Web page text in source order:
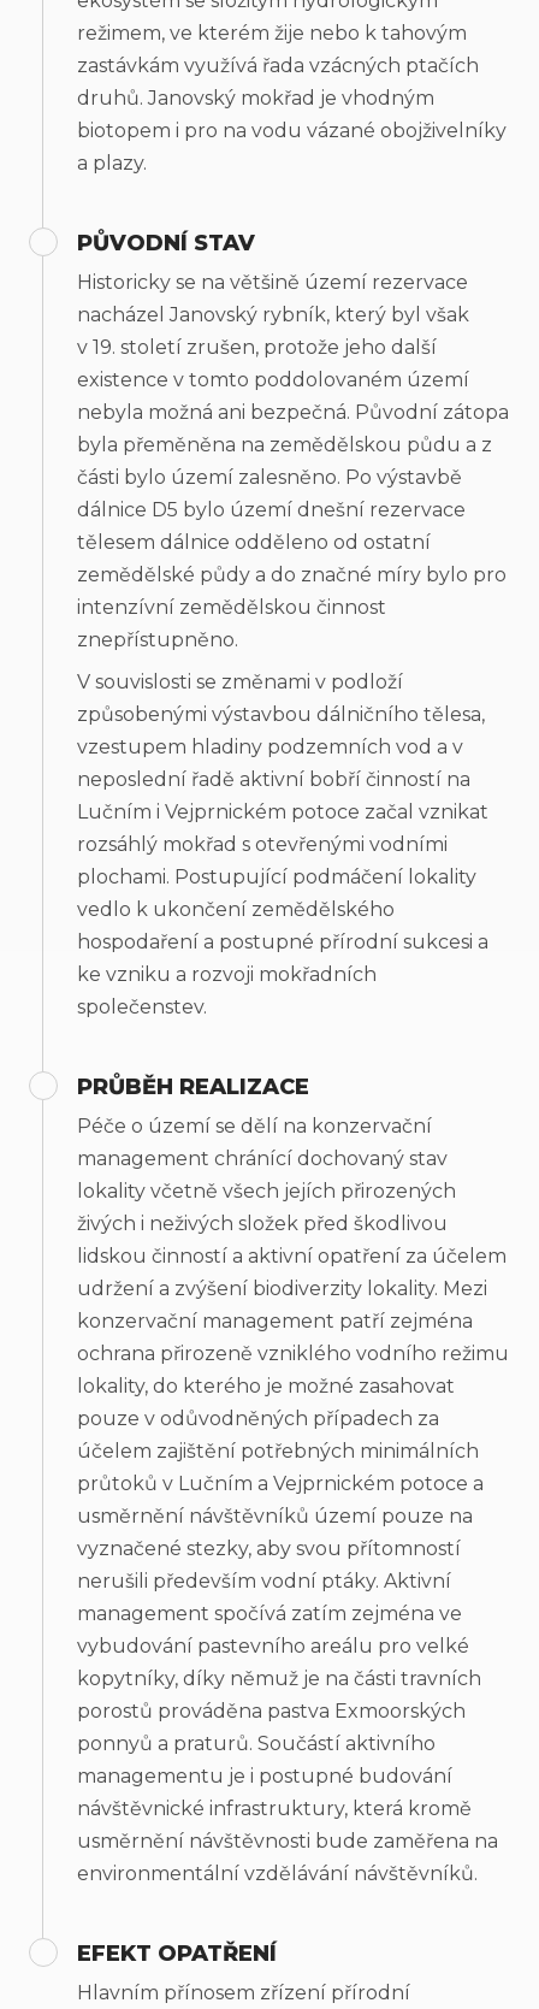
režimem, ve kterém žije nebo k tahovým
zastávkám využívá řada vzácných ptačích
druhů. Janovský mokřad je vhodným
biotopem i pro na vodu vázané obojživelníky
a plazy.
PŮVODNÍ STAV
Historicky se na většině území rezervace
nacházel Janovský rybník, který byl však
v 19. století zrušen, protože jeho další
existence v tomto poddolovaném území
nebyla možná ani bezpečná. Původní zátopa
byla přeměněna na zemědělskou půdu a z
části bylo území zalesněno. Po výstavbě
dálnice D5 bylo území dnešní rezervace
tělesem dálnice odděleno od ostatní
zemědělské půdy a do značné míry bylo pro
intenzívní zemědělskou činnost
znepřístupněno.
V souvislosti se změnami v podloží
způsobenými výstavbou dálničního tělesa,
vzestupem hladiny podzemních vod a v
neposlední řadě aktivní bobří činností na
Lučním i Vejprnickém potoce začal vznikat
rozsáhlý mokřad s otevřenými vodními
plochami. Postupující podmáčení lokality
vedlo k ukončení zemědělského
hospodaření a postupné přírodní sukcesi a
ke vzniku a rozvoji mokřadních
společenstev.
PRŮBĚH REALIZACE
Péče o území se dělí na konzervační
management chránící dochovaný stav
lokality včetně všech jejích přirozených
živých i neživých složek před škodlivou
lidskou činností a aktivní opatření za účelem
udržení a zvýšení biodiverzity lokality. Mezi
konzervační management patří zejména
ochrana přirozeně vzniklého vodního režimu
lokality, do kterého je možné zasahovat
pouze v odůvodněných případech za
účelem zajištění potřebných minimálních
průtoků v Lučním a Vejprnickém potoce a
usměrnění návštěvníků území pouze na
vyznačené stezky, aby svou přítomností
nerušili především vodní ptáky. Aktivní
management spočívá zatím zejména ve
vybudování pastevního areálu pro velké
kopytníky, díky němuž je na části travních
porostů prováděna pastva Exmoorských
ponnyů a praturů. Součástí aktivního
managementu je i postupné budování
návštěvnické infrastruktury, která kromě
usměrnění návštěvnosti bude zaměřena na
environmentální vzdělávání návštěvníků.
EFEKT OPATŘENÍ
Hlavním přínosem zřízení přírodní